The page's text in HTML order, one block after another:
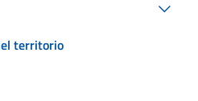
territorio